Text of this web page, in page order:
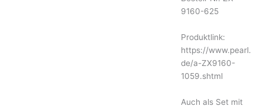
9160-625
Produktlink:
https://www.pearl.
de/a-ZX9160-
1059.shtml
Auch als Set mit